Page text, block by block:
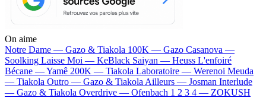
On aime
Notre Dame — Gazo & Tiakola 100K — Gazo Casanova —
Soolking Laisse Moi — KeBlack Saiyan — Heuss L'enfoiré
Bécane —Yamê 200K — Tiakola Laboratoire — Werenoi Meuda
— Tiakola Outro — Gazo & Tiakola Ailleurs — Josman Interlude
— Gazo & Tiakola Overdrive — Ofenbach 1 2 3 4 — ZOKUSH